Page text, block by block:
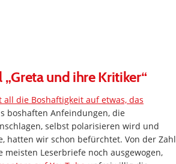
und ihre Kritiker“
die Boshaftigkeit auf etwas, das
boshaften Anfeindungen, die
selbst polarisieren wird und
hatten wir schon befürchtet. Von der Zahl
Leserbriefe noch ausgewogen,